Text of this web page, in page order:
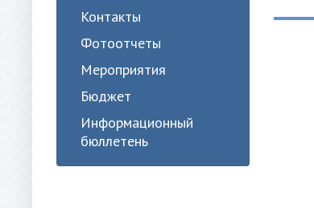
Контакты
Фотоотчеты
Мероприятия
Бюджет
Информационный
бюллетень